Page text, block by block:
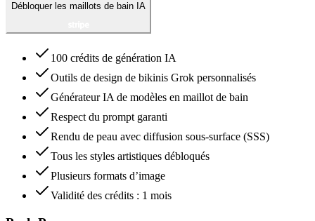
Débloquer les maillots de bain IA
100 crédits de génération IA
Outils de design de bikinis Grok personnalisés
Générateur IA de modèles en maillot de bain
Respect du prompt garanti
Rendu de peau avec diffusion sous-surface (SSS)
Tous les styles artistiques débloqués
Plusieurs formats d’image
Validité des crédits : 1 mois